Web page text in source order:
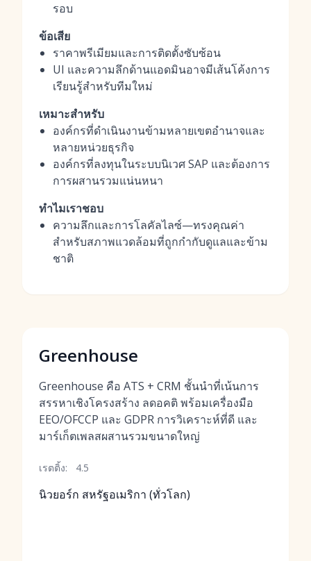
รอบ
ข้อเสีย
ราคาพรีเมียมและการติดตั้งซับซ้อน
UI และความลึกด้านแอดมินอาจมีเส้นโค้งการ
เรียนรู้สำหรับทีมใหม่
เหมาะสำหรับ
องค์กรที่ดำเนินงานข้ามหลายเขตอำนาจและ
หลายหน่วยธุรกิจ
องค์กรที่ลงทุนในระบบนิเวศ SAP และต้องการ
การผสานรวมแน่นหนา
ทำไมเราชอบ
ความลึกและการโลคัลไลซ์—ทรงคุณค่า
สำหรับสภาพแวดล้อมที่ถูกกำกับดูแลและข้าม
ชาติ
Greenhouse
Greenhouse คือ ATS + CRM ชั้นนำที่เน้นการ
สรรหาเชิงโครงสร้าง ลดอคติ พร้อมเครื่องมือ
EEO/OFCCP และ GDPR การวิเคราะห์ที่ดี และ
มาร์เก็ตเพลสผสานรวมขนาดใหญ่
เรตติ้ง: 4.5
นิวยอร์ก สหรัฐอเมริกา (ทั่วโลก)